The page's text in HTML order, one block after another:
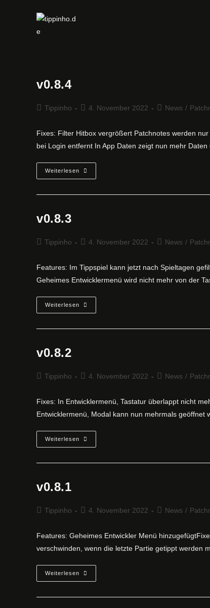
v0.8.4
Beitrags-
Tippinho
Beitrag
4. November 2022
Beitrags-
News /
Fixes: Filter Hitbox vergrößert Patchnotes werden
bei Login entfernt In App Daten zeigt nun mehr Daten
Weiterlesen V0.8.4
v0.8.3
Beitrags-
Tippinho
Beitrag
4. November 2022
Beitrags-
News /
Features: Im Tippspiel kann jetzt nach Spieltagen
Geheimes Entwicklermenü wird nicht mehr von der
Weiterlesen V0.8.3
v0.8.2
Beitrags-
Tippinho
Beitrag
4. November 2022
Beitrags-
News /
Fixes: In Entwicklermenü, Tastatur überlappt nicht
Entwicklermenü, Modal kann nun mehrmals geöffnet
Weiterlesen V0.8.2
v0.8.1
Beitrags-
Tippinho
Beitrag
4. November 2022
Beitrags-
News /
Features: Geheimes Entwickler Menü
verschwinden, wenn die letzte Partie getippt werden
Weiterlesen V0.8.1